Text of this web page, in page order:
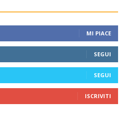
MI PIACE
SEGUI
SEGUI
ISCRIVITI